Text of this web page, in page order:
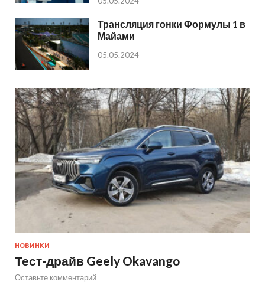
Трансляция гонки Формулы 1 в
Майами
05.05.2024
НОВИНКИ
Тест-драйв Geely Okavango
Оставьте комментарий